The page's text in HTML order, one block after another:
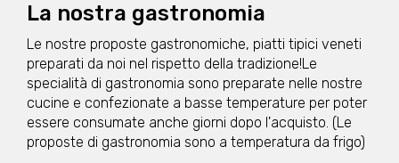
La nostra gastronomia
Le nostre proposte gastronomiche, piatti tipici veneti
preparati da noi nel rispetto della tradizione!Le
specialità di gastronomia sono preparate nelle nostre
cucine e confezionate a basse temperature per poter
essere consumate anche giorni dopo l'acquisto. (Le
proposte di gastronomia sono a temperatura da frigo)